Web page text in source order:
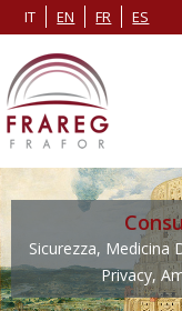
IT EN FR ES
Sicurezza, Medicina
Privacy,